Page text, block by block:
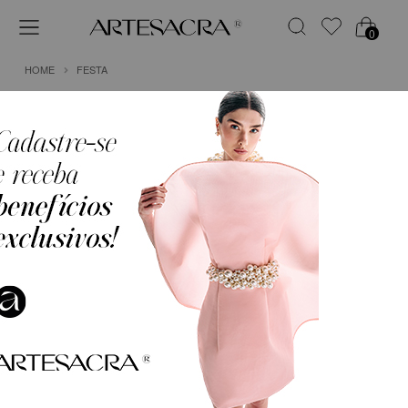
0
HOME FESTA